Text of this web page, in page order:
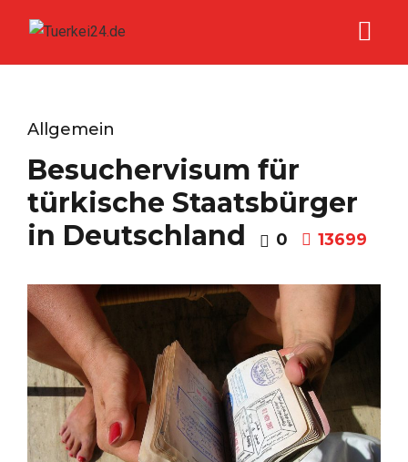
Allgemein
Besuchervisum für
türkische Staatsbürger
in Deutschland
0 13699